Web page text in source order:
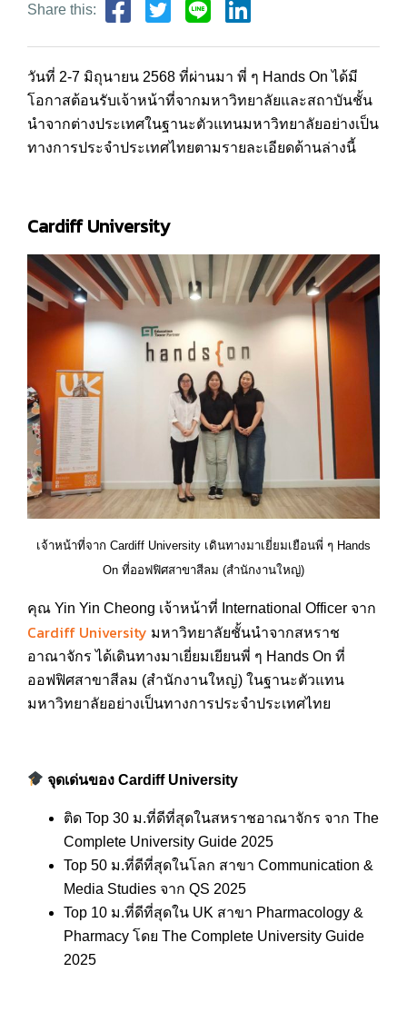
Share this:
วันที่ 2-7 มิถุนายน 2568 ที่ผ่านมา พี่ ๆ Hands On ได้มี
โอกาสต้อนรับเจ้าหน้าที่จากมหาวิทยาลัยและสถาบันชั้น
นำจากต่างประเทศในฐานะตัวแทนมหาวิทยาลัยอย่างเป็น
ทางการประจำประเทศไทยตามรายละเอียดด้านล่างนี้
Cardiff University
เจ้าหน้าที่จาก Cardiff University เดินทางมาเยี่ยมเยือนพี่ ๆ Hands
On ที่ออฟฟิศสาขาสีลม (สำนักงานใหญ่)
คุณ Yin Yin Cheong เจ้าหน้าที่ International Officer จาก
Cardiff University มหาวิทยาลัยชั้นนำจากสหราช
อาณาจักร ได้เดินทางมาเยี่ยมเยียนพี่ ๆ Hands On ที่
ออฟฟิศสาขาสีลม (สำนักงานใหญ่) ในฐานะตัวแทน
มหาวิทยาลัยอย่างเป็นทางการประจำประเทศไทย
จุดเด่นของCardiff University
ติด Top 30 ม.ที่ดีที่สุดในสหราชอาณาจักร จาก The
Complete University Guide 2025
Top 50 ม.ที่ดีที่สุดในโลก สาขา Communication &
Media Studies จาก QS 2025
Top 10 ม.ที่ดีที่สุดใน UK สาขา Pharmacology &
Pharmacy โดย The Complete University Guide
2025